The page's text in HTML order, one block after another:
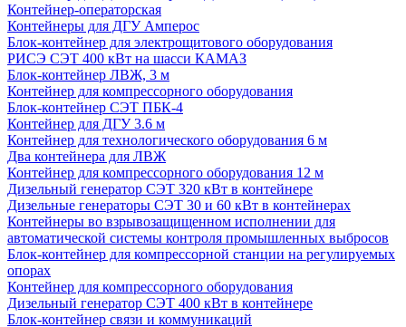
Контейнер-операторская
Контейнеры для ДГУ Амперос
Блок-контейнер для электрощитового оборудования
РИСЭ СЭТ 400 кВт на шасси КАМАЗ
Блок-контейнер ЛВЖ, 3 м
Контейнер для компрессорного оборудования
Блок-контейнер СЭТ ПБК-4
Контейнер для ДГУ 3.6 м
Контейнер для технологического оборудования 6 м
Два контейнера для ЛВЖ
Контейнер для компрессорного оборудования 12 м
Дизельный генератор СЭТ 320 кВт в контейнере
Дизельные генераторы СЭТ 30 и 60 кВт в контейнерах
Контейнеры во взрывозащищенном исполнении для
автоматической системы контроля промышленных выбросов
Блок-контейнер для компрессорной станции на регулируемых
опорах
Контейнер для компрессорного оборудования
Дизельный генератор СЭТ 400 кВт в контейнере
Блок-контейнер связи и коммуникаций